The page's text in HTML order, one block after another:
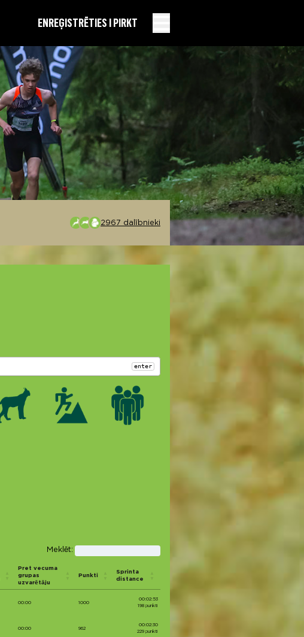
ENREĢISTRĒTIES I PIRKT
2967 dalībnieki
enter
Meklēt:
Pret vecuma
grupas
uzvarētāju
Punkti
Sprinta
distance
00:00 1000
00:02:53
198 punkti
00:00 962
00:02:30
229 punkti